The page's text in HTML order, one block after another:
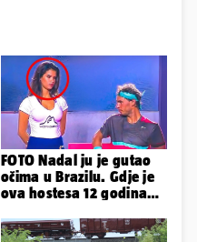
FOTO Nadal ju je gutao
očima u Brazilu. Gdje je
ova hostesa 12 godina